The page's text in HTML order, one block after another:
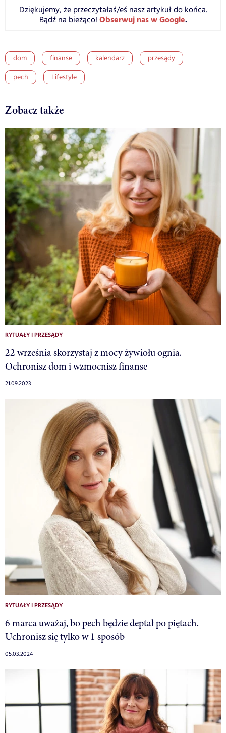
Dziękujemy, że przeczytałaś/eś nasz artykuł do końca.
Bądź na bieżąco! Obserwuj nas w Google.
dom finanse kalendarz
przesądy
pech
Lifestyle
Zobacz także
RYTUAŁY I PRZESĄDY
22 września skorzystaj z mocy żywiołu ognia.
Ochronisz dom i wzmocnisz finanse
21.09.2023
RYTUAŁY I PRZESĄDY
6 marca uważaj, bo pech będzie deptał po piętach.
Uchronisz się tylko w 1 sposób
05.03.2024